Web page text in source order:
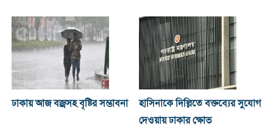
ঢাকায় আজ বজ্রসহ বৃষ্টির সম্ভাবনা
হাসিনাকে দিল্লিতে বক্তব্যের সুযোগ
দেওয়ায় ঢাকার ক্ষোভ